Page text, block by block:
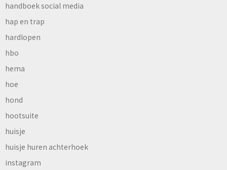
handboek social media
hap en trap
hardlopen
hbo
hema
hoe
hond
hootsuite
huisje
huisje huren achterhoek
instagram